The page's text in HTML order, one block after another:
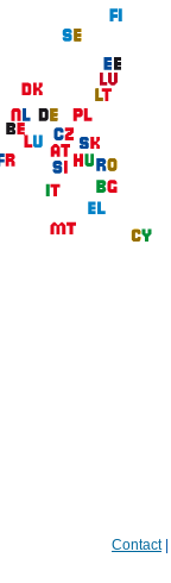
Contact|